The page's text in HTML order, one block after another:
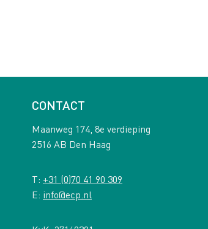
CONTACT
Maanweg 174, 8e verdieping
2516 AB Den Haag
T: +31 (0)70 41 90 309
E: info@ecp.nl